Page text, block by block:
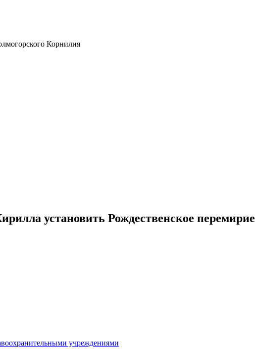
Корнилия
установить Рождественское перемирие
учреждениями